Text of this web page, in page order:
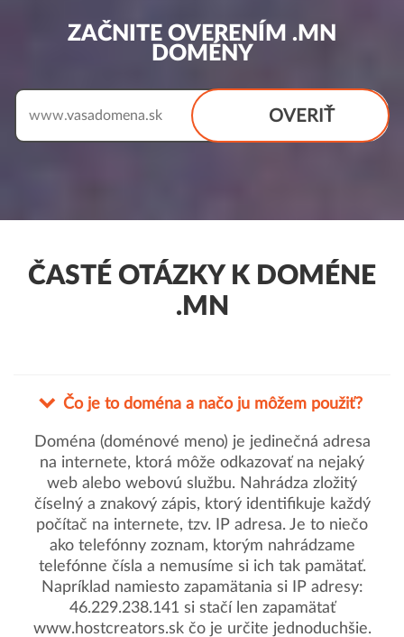
ZAČNITE OVERENÍM .MN
DOMÉNY
OVERIŤ
www.
ČASTÉ OTÁZKY K DOMÉNE
.MN
Čo je to doména a načo ju môžem použiť?
Doména (doménové meno) je jedinečná adresa
na internete, ktorá môže odkazovať na nejaký
web alebo webovú službu. Nahrádza zložitý
číselný a znakový zápis, ktorý identifikuje každý
počítač na internete, tzv. IP adresa. Je to niečo
ako telefónny zoznam, ktorým nahrádzame
telefónne čísla a nemusíme si ich tak pamätať.
Napríklad namiesto zapamätania si IP adresy:
46.229.238.141 si stačí len zapamätať
www.hostcreators.sk čo je určite jednoduchšie.